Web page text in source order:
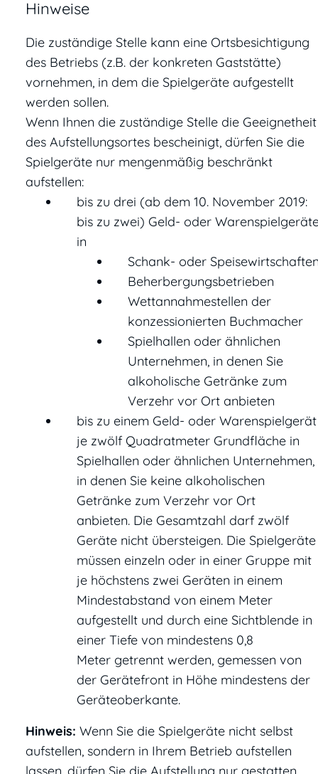
Hinweise
Die zuständige Stelle kann eine Ortsbesichtigung
des Betriebs (z.B. der konkreten Gaststätte)
vornehmen, in dem die Spielgeräte aufgestellt
werden sollen.
Wenn Ihnen die zuständige Stelle die Geeignetheit
des Aufstellungsortes bescheinigt, dürfen Sie die
Spielgeräte nur mengenmäßig beschränkt
aufstellen:
bis zu drei (ab dem 10. November 2019:
bis zu zwei) Geld- oder
in
Schank- oder
Beherbergungsbetrieben
Wettannahmestellen der
konzessionierten Buchmacher
Spielhallen oder ähnlichen
Unternehmen, in denen Sie
alkoholische Getränke zum
Verzehr vor Ort anbieten
bis zu einem Geld- oder Warenspielgerät
je zwölf Quadratmeter Grundfläche in
Spielhallen oder ähnlichen Unternehmen,
in denen Sie keine alkoholischen
Getränke zum Verzehr vor Ort
anbieten. Die Gesamtzahl darf zwölf
Geräte nicht übersteigen. Die Spielgeräte
müssen einzeln oder in einer Gruppe mit
je höchstens zwei Geräten in einem
Mindestabstand von einem Meter
aufgestellt und durch eine Sichtblende in
einer Tiefe von mindestens 0,8
Meter getrennt werden, gemessen von
der Gerätefront in Höhe mindestens der
Geräteoberkante.
Hinweis: Wenn Sie die Spielgeräte nicht selbst
aufstellen, sondern in Ihrem Betrieb aufstellen